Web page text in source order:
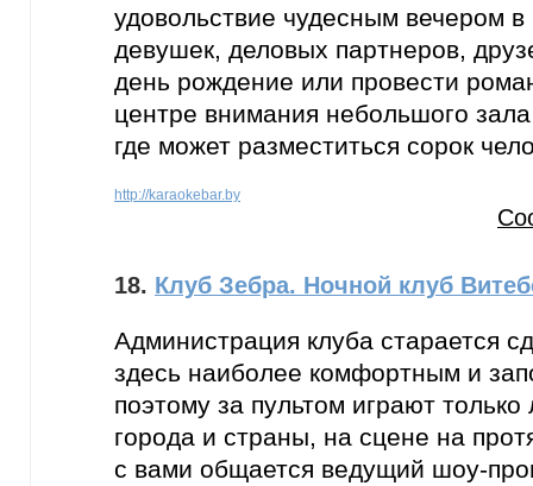
удовольствие чудесным вечером
девушек, деловых партнеров,
день рождение или провести
центре внимания небольшого
где может разместиться сорок
http://karaokebar.by
18. Клуб Зебра. Ночной клуб
Администрация клуба старается
здесь наиболее комфортным и
поэтому за пультом играют
города и страны, на сцене на
с вами общается ведущий шоу-